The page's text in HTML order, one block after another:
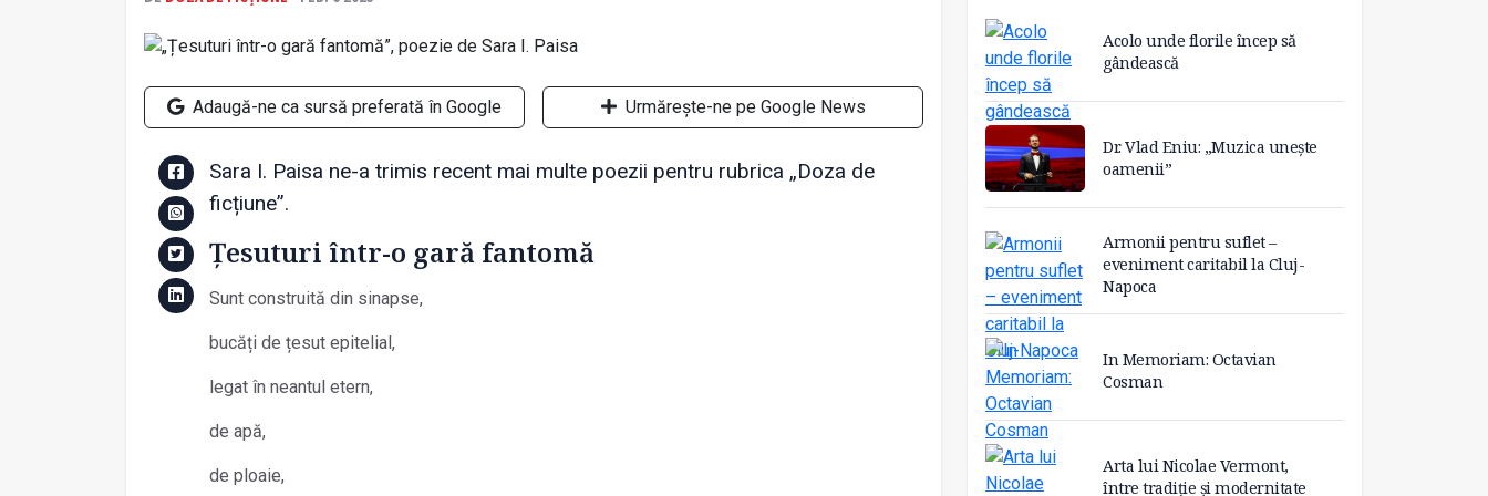
Adaugă-ne ca sursă preferată în Google Urmărește-ne pe Google News
Sara I. Paisa ne-a trimis recent mai multe poezii pentru rubrica „Doza de
ficțiune”.
Țesuturi într-o gară fantomă
Sunt construită din sinapse,
bucăți de țesut epitelial,
legat în neantul etern,
de apă,
de ploaie,
Acolo unde florile încep să
gândească
Dr. Vlad Eniu: „Muzica unește
oamenii”
Armonii pentru suflet –
eveniment caritabil la Cluj-
Napoca
In Memoriam: Octavian
Cosman
Arta lui Nicolae Vermont,
între tradiție și modernitate